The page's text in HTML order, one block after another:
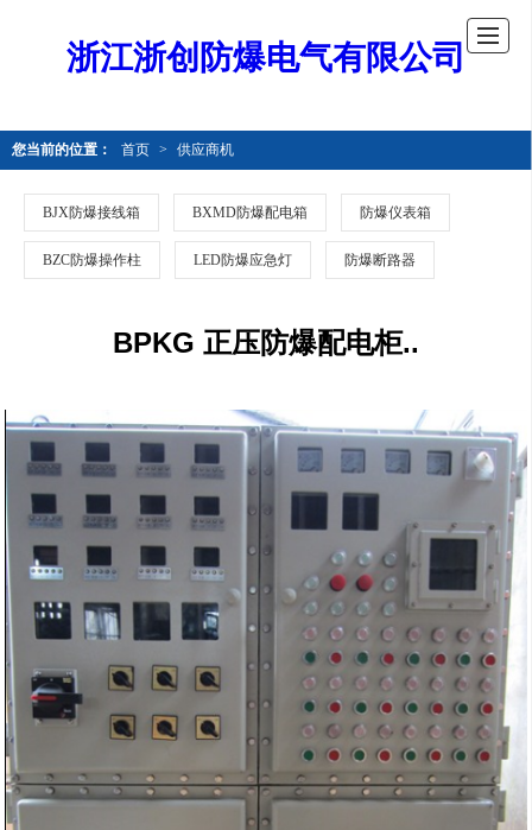
浙江浙创防爆电气有限公司
您当前的位置： 首页 > 供应商机
BJX防爆接线箱 BXMD防爆配电箱 防爆仪表箱
BZC防爆操作柱 LED防爆应急灯 防爆断路器
BPKG 正压防爆配电柜..